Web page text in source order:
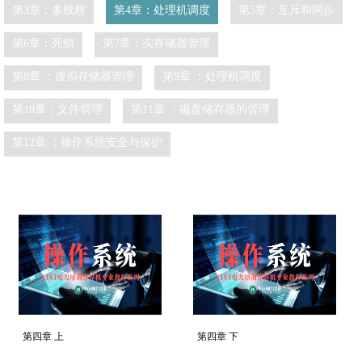
第3章：多线程 第4章：处理机调度 第5章：互斥和同步
第6章：死锁 第7章：实存储器管理
第8章 ：虚拟存储器管理 第9章 ：处理机调度
第10章：文件管理 第11章 ：磁盘储存器的管理
第12章 ：操作系统安全与保护
第四章 上 第四章 下